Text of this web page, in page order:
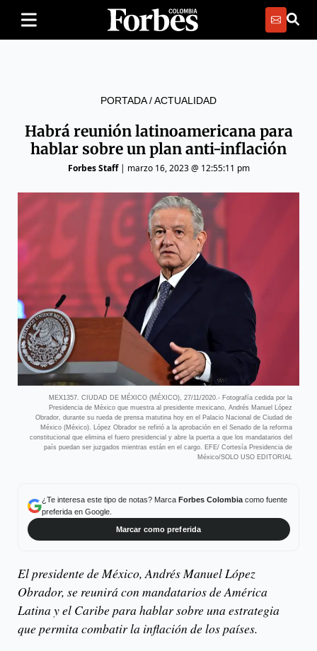
PORTADA/ACTUALIDAD
Habrá reunión latinoamericana para
hablar sobre un plan anti-inflación
Forbes Staff| marzo 16, 2023 @ 12:55:11 pm
MEX1357. CIUDAD DE MÉXICO (MÉXICO), 27/11/2020.- Fotografía cedida por la
Presidencia de México que muestra al presidente mexicano, Andrés Manuel López
Obrador, durante su rueda de prensa matutina hoy en el Palacio Nacional de Ciudad de
México (México). López Obrador se refirió a la aprobación en el Senado de la reforma
constitucional que elimina el fuero presidencial y abre la puerta a que los mandatarios del
país puedan ser juzgados mientras están en el cargo. EFE/ Cortesía Presidencia de
México/SOLO USO EDITORIAL
¿Te interesa este tipo de notas? Marca Forbes Colombiacomo fuente
preferida en Google.
Marcar como preferida
El presidente de México, Andrés Manuel López
Obrador, se reunirá con mandatarios de América
Latina y el Caribe para hablar sobre una estrategia
que permita combatir la inflación de los países.